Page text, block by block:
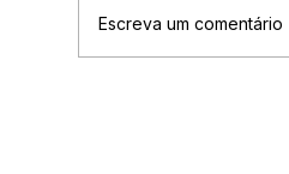
Escreva um comentário